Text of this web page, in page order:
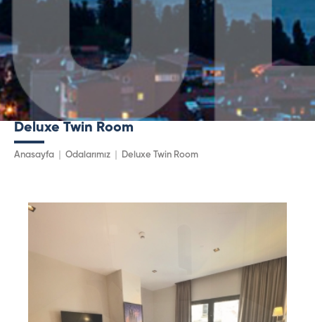
Deluxe Twin Room
Anasayfa Odalarımız Deluxe Twin Room